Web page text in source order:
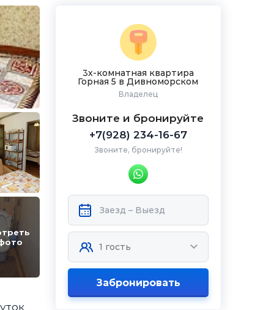
3х-комнатная квартира
Горная 5 в Дивноморском
Владелец
Звоните и бронируйте
+7(928) 234-16-67
Звоните, бронируйте!
Забронировать